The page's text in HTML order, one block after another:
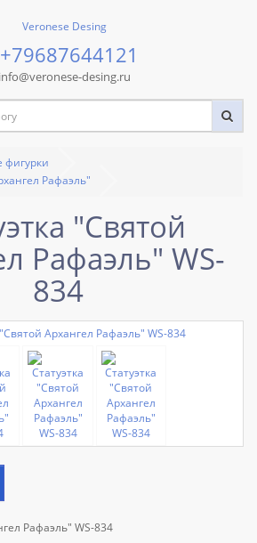
+79687644121
info@veronese-desing.ru
Рафаэль"
"Святой
Рафаэль" WS-
834
Рафаэль" WS-834